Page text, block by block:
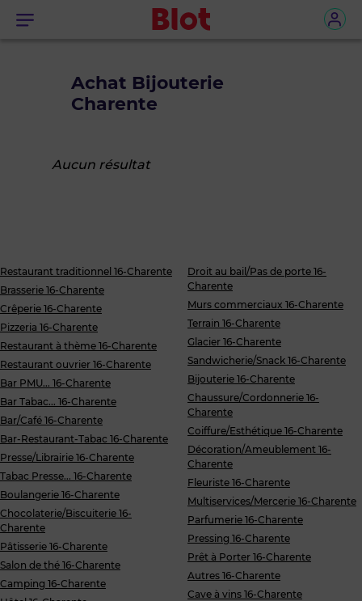
Menu
Achat Bijouterie
Charente
Aucun résultat
Restaurant traditionnel 16-Charente
Brasserie 16-Charente
Crêperie 16-Charente
Pizzeria 16-Charente
Restaurant à thème 16-Charente
Restaurant ouvrier 16-Charente
Bar PMU... 16-Charente
Bar Tabac... 16-Charente
Bar/Café 16-Charente
Bar-Restaurant-Tabac 16-Charente
Presse/Librairie 16-Charente
Tabac Presse... 16-Charente
Boulangerie 16-Charente
Chocolaterie/Biscuiterie 16-
Charente
Pâtisserie 16-Charente
Salon de thé 16-Charente
Camping 16-Charente
Droit au bail/Pas de porte 16-
Charente
Murs commerciaux 16-Charente
Terrain 16-Charente
Glacier 16-Charente
Sandwicherie/Snack 16-Charente
Bijouterie 16-Charente
Chaussure/Cordonnerie 16-
Charente
Coiffure/Esthétique 16-Charente
Décoration/Ameublement 16-
Charente
Fleuriste 16-Charente
Multiservices/Mercerie 16-Charente
Parfumerie 16-Charente
Pressing 16-Charente
Prêt à Porter 16-Charente
Autres 16-Charente
Cave à vins 16-Charente